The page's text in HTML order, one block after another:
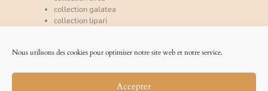
Nous utilisons des cookies pour optimiser notre site web et notre service.
Accepter
collection galatea
collection lipari
qui sommes-nous ?